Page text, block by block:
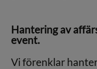
Hantering av
event.
Vi förenklar